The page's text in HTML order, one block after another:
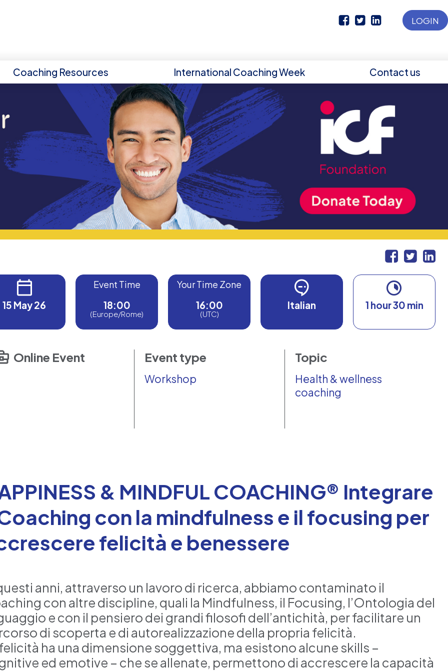
LOGIN
Coaching Resources International Coaching Week Contact us
15 May 26
Event Time
18:00
(Europe/Rome)
Your Time Zone
16:00
(UTC)
Italian 1 hour 30 min
Online Event Event type
Workshop
Topic
Health & wellness
coaching
& MINDFUL COACHING® Integrare
con la mindfulness e il focusing per
felicità e benessere
anni, attraverso un lavoro di ricerca, abbiamo contaminato il
con altre discipline, quali la Mindfulness, il Focusing, l’Ontologia del
e con il pensiero dei grandi filosofi dell’antichità, per facilitare un
di scoperta e di autorealizzazione della propria felicità.
ha una dimensione soggettiva, ma esistono alcune skills –
ed emotive – che se allenate, permettono di accrescere la capacità